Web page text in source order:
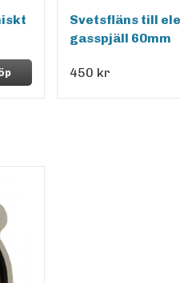
Svetsfläns till
gasspjäll 60mm
450 kr